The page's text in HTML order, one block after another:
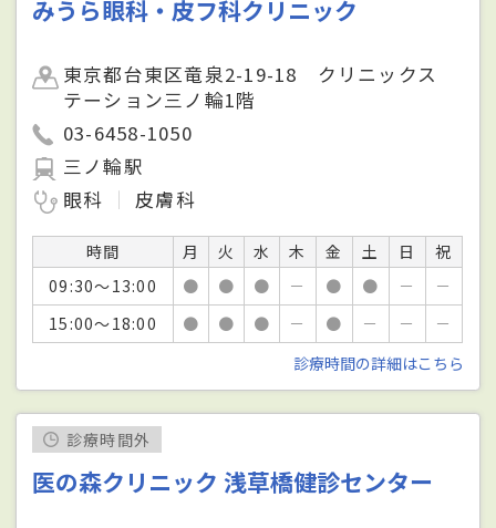
みうら眼科・皮フ科クリニック
東京都台東区竜泉2-19-18 クリニックス
テーション三ノ輪1階
03-6458-1050
三ノ輪駅
眼科
皮膚科
時間 月 火 水 木 金 土 日
祝
09:30～13:00
● ● ● － ● ● －
－
15:00～18:00
● ● ● － ● － －
－
診療時間の詳細はこちら
診療時間外
医の森クリニック 浅草橋健診センター